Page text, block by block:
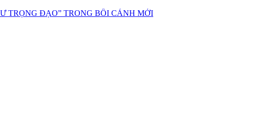
TRỌNG ĐẠO” TRONG BỐI CẢNH MỚI